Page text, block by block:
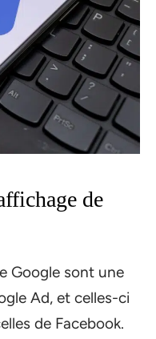
de
Google sont une
Ad, et celles-ci
de Facebook.